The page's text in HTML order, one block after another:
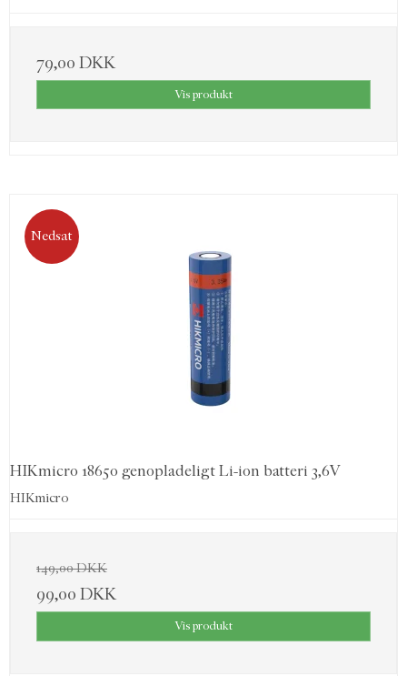
79,00 DKK
Vis produkt
Nedsat
HIKmicro 18650 genopladeligt Li-ion batteri 3,6V
HIKmicro
149,00 DKK
99,00 DKK
Vis produkt